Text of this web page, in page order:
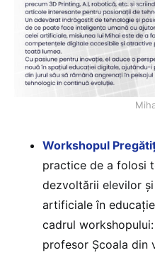
Workshopul
practice de a folosi
dezvoltării elevilor
artificiale în
cadrul workshopului:
profesor Școala din